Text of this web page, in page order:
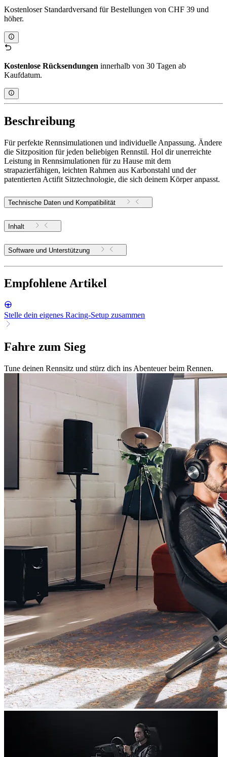
Kostenloser Standardversand für Bestellungen von CHF 39 und
höher.
Kostenlose Rücksendungen innerhalb von 30 Tagen ab
Kaufdatum.
Beschreibung
Für perfekte Rennsimulationen und individuelle Anpassung. Ändere
die Sitzposition für jeden beliebigen Rennstil. Hol dir unerreichte
Leistung in Rennsimulationen für zu Hause mit dem
strapazierfähigen, leichten Rahmen aus Karbonstahl und der
patentierten Actifit Sitztechnologie, die sich deinem Körper anpasst.
Technische Daten und Kompatibilität
Inhalt
Software und Unterstützung
Empfohlene Artikel
Stelle dein eigenes Racing-Setup zusammen
Fahre zum Sieg
Tune deinen Rennsitz und stürz dich ins Abenteuer beim Rennen.